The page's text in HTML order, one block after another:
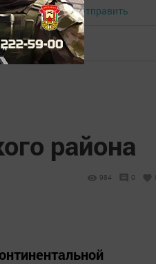
Отправить
района
984 0